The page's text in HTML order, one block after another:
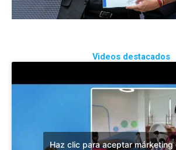
Videos destacados
Haz clic para aceptar márketing